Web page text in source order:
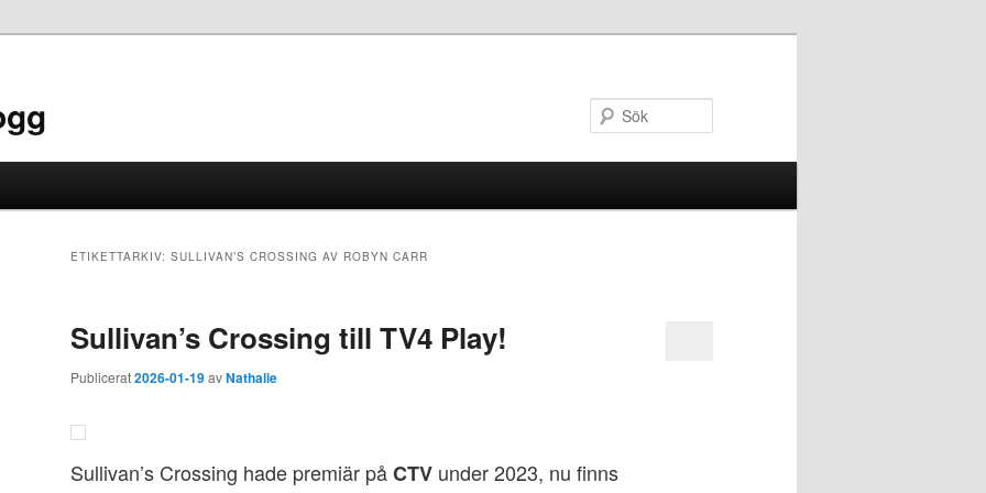
ETIKETTARKIV: SULLIVAN’S CROSSING AV ROBYN CARR
Sullivan’s Crossing till TV4 Play!
Publicerat2026-01-19avNathalie
Sullivan’s Crossing hade premiär påCTV under 2023, nu finns